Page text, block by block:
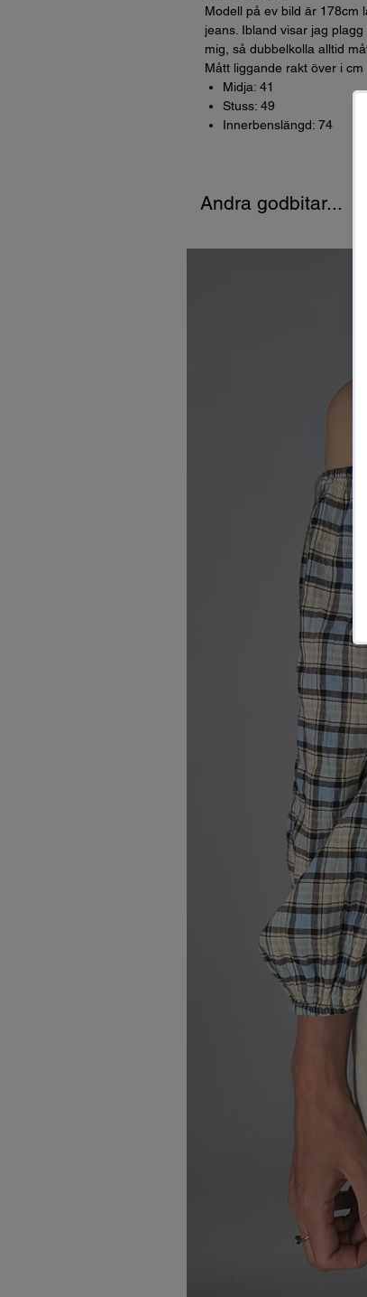
Modell på ev bild är 178cm
jeans. Ibland visar jag
mig, så dubbelkolla alltid
Mått liggande rakt över i
Midja: 41
Stuss: 49
Innerbenslängd: 74
Andra godbitar...